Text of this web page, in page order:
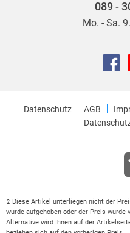
089 -
Mo. - Sa.
Datenschutz AGB
2
Diese Artikel unterliegen nicht der
wurde aufgehoben oder der Preis
Alternative wird Ihnen auf der